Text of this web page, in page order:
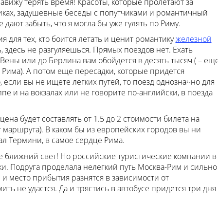
задушевные беседы с попутчиками и романтичный
дают забыть, что я могла бы уже гулять по Риму.
тех, кто боится летать и ценит романтикужелезной
не разгуляешься. Прямых поездов нет. Ехать
или до Берлина вам обойдется в десять тысяч ( –
А потом еще пересадки, которые придется
если вы не ищете легких путей, то поезд однозначно для
и на вокзалах или не говорите по-английски, в поезда
будет составлять от 1.5 до 2 стоимости билета на
В каком бы из европейских городов вы ни
Термини, в самое сердце Рима.
ближний свет! Но российские туристические компании в
Подруга проделала нелегкий путь Москва-Рим и сильно
прибытия разнятся в зависимости от
не удастся. Да и трястись в автобусе придется три дня